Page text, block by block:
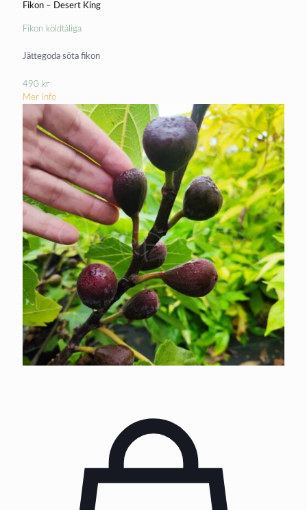
Fikon – Desert King
Fikon köldtåliga
Jättegoda söta fikon
490 kr
Mer info